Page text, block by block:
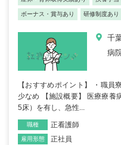
ボーナス・賞与あり 研修制度あり
千
病
【おすすめポイント】 ・職員
少なめ 【施設概要】 医療療養
5床）を有し、急性...
職種 正看護師
雇用形態 正社員